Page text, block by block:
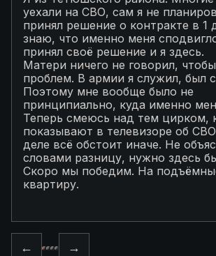
уехали на СВО, сам я не
принял решение о контракте в 1
знаю, что именно меня
принял своё решение и я здесь.
Матери ничего не говорил, чтобы
проблем. В армии я служил, был
Поэтому мне вообще было не
принципиально, куда именно
Теперь смеюсь над тем цирком,
показывают в телевизоре об
деле всё обстоит иначе. Не
словами разницу, нужно здесь
Скоро мы победим. На
квартиру.
← →